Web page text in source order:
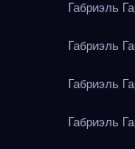
Габриэль
Габриэль
Габриэль
Габриэль